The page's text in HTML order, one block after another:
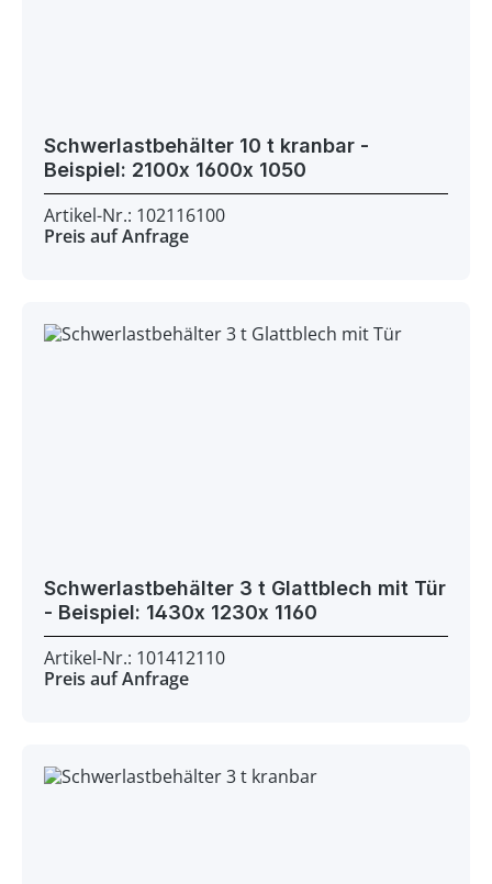
Schwerlastbehälter 10 t kranbar -
Beispiel: 2100x 1600x 1050
Artikel-Nr.: 102116100
Preis auf Anfrage
Schwerlastbehälter 3 t Glattblech mit Tür
- Beispiel: 1430x 1230x 1160
Artikel-Nr.: 101412110
Preis auf Anfrage